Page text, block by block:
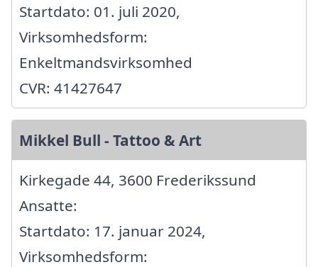
Startdato: 01. juli 2020,
Virksomhedsform:
Enkeltmandsvirksomhed
CVR: 41427647
Mikkel Bull - Tattoo & Art
Kirkegade 44, 3600 Frederikssund
Ansatte:
Startdato: 17. januar 2024,
Virksomhedsform: